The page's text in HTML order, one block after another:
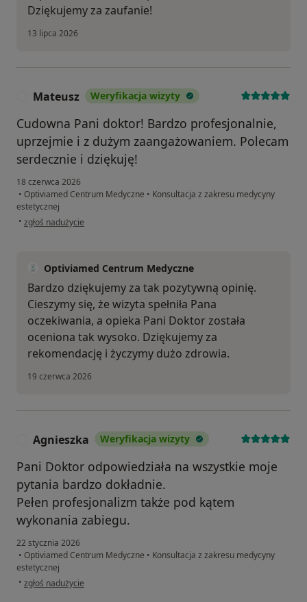
Dziękujemy za zaufanie!
13 lipca 2026
Mateusz Weryfikacja wizyty
Cudowna Pani doktor! Bardzo profesjonalnie,
uprzejmie i z dużym zaangażowaniem. Polecam
serdecznie i dziękuję!
18 czerwca 2026
• Optiviamed Centrum Medyczne • Konsultacja z zakresu medycyny
estetycznej
• w opinii użytkownika Mateusz
zgłoś nadużycie
Optiviamed Centrum Medyczne
Bardzo dziękujemy za tak pozytywną opinię.
Cieszymy się, że wizyta spełniła Pana
oczekiwania, a opieka Pani Doktor została
oceniona tak wysoko. Dziękujemy za
rekomendację i życzymy dużo zdrowia.
19 czerwca 2026
Agnieszka Weryfikacja wizyty
Pani Doktor odpowiedziała na wszystkie moje
pytania bardzo dokładnie.
Pełen profesjonalizm także pod kątem
wykonania zabiegu.
22 stycznia 2026
• Optiviamed Centrum Medyczne • Konsultacja z zakresu medycyny
estetycznej
• w opinii użytkownika Agnieszka
zgłoś nadużycie